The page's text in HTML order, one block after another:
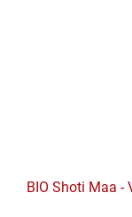
BIO Shoti Maa -